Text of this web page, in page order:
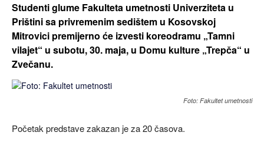
Studenti glume Fakulteta umetnosti Univerziteta u
Prištini sa privremenim sedištem u Kosovskoj
Mitrovici premijerno će izvesti koreodramu „Tamni
vilajet“ u subotu, 30. maja, u Domu kulture „Trepča“ u
Zvečanu.
Foto: Fakultet umetnosti
Početak predstave zakazan je za 20 časova.